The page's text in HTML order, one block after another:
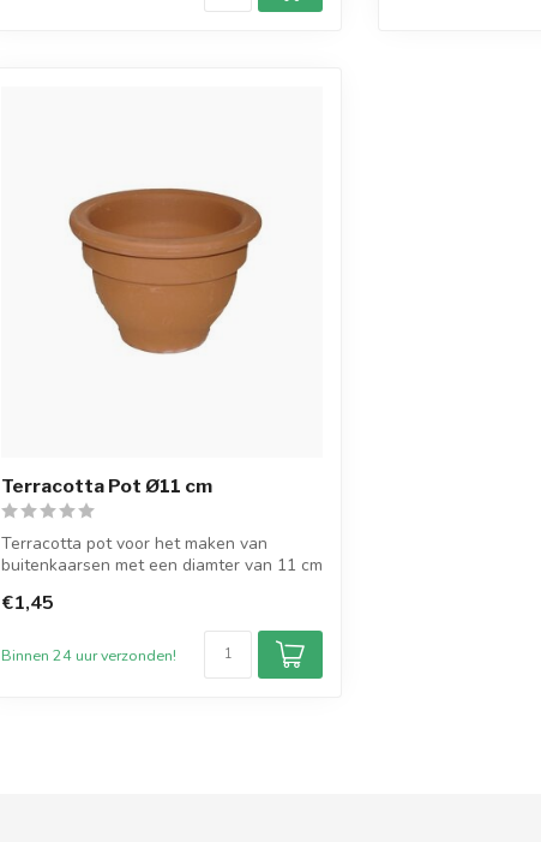
Terracotta Pot Ø11 cm
Terracotta pot voor het maken van
buitenkaarsen met een diamter van 11 cm
€1,45
Binnen 24 uur verzonden!